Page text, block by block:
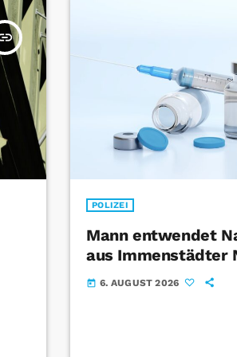
POLIZEI
Mann entwendet
aus Immenstädter
today 6. AUGUST 2026